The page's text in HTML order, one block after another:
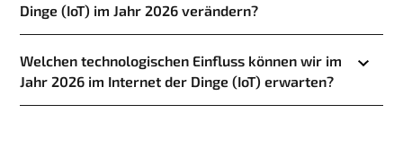
Dinge (IoT) im Jahr 2026 verändern?
Welchen technologischen Einfluss können wir im
Jahr 2026 im Internet der Dinge (IoT) erwarten?